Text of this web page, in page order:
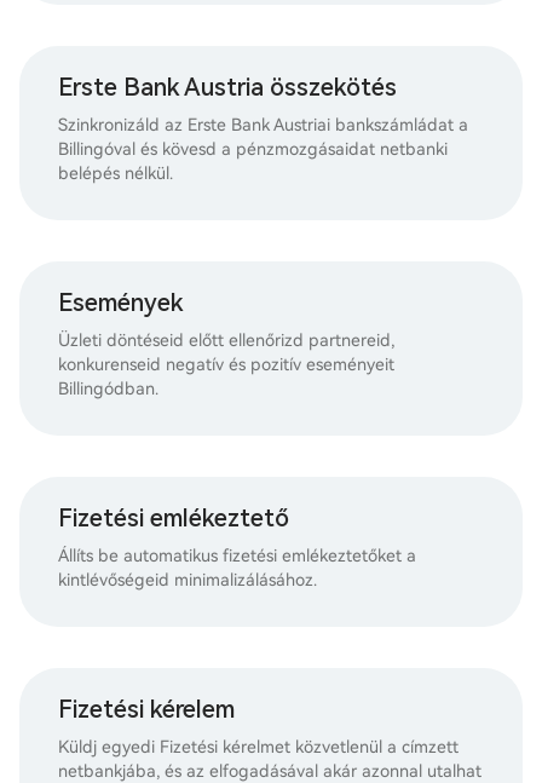
Erste Bank Austria összekötés
Szinkronizáld az Erste Bank Austriai bankszámládat a
Billingóval és kövesd a pénzmozgásaidat netbanki
belépés nélkül.
Események
Üzleti döntéseid előtt ellenőrizd partnereid,
konkurenseid negatív és pozitív eseményeit
Billingódban.
Fizetési emlékeztető
Állíts be automatikus fizetési emlékeztetőket a
kintlévőségeid minimalizálásához.
Fizetési kérelem
Küldj egyedi Fizetési kérelmet közvetlenül a címzett
netbankjába, és az elfogadásával akár azonnal utalhat